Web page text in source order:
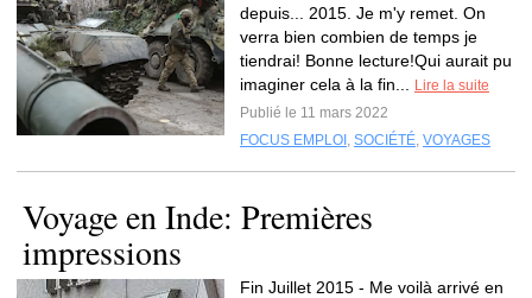
depuis... 2015. Je m'y remet. On
verra bien combien de temps je
tiendrai! Bonne lecture!Qui aurait pu
imaginer cela à la fin...
Lire la suite
Publié le 11 mars 2022
FOCUS EMPLOI , SOCIÉTÉ, VOYAGES
Voyage en Inde: Premières
impressions
Fin Juillet 2015 - Me voilà arrivé en